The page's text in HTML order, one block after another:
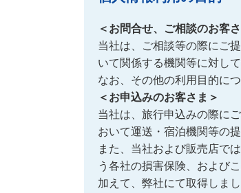
＜お問合せ、ご相談のお客
当社は、ご相談等の際にご
いて関係する機関等に対し
なお、その他の利用目的に
＜お申込みのお客さま＞
当社は、旅行申込みの際に
おいて運送・宿泊機関等の
また、当社および販売店で
う各社の損害保険、および
加えて、弊社にて取得しま